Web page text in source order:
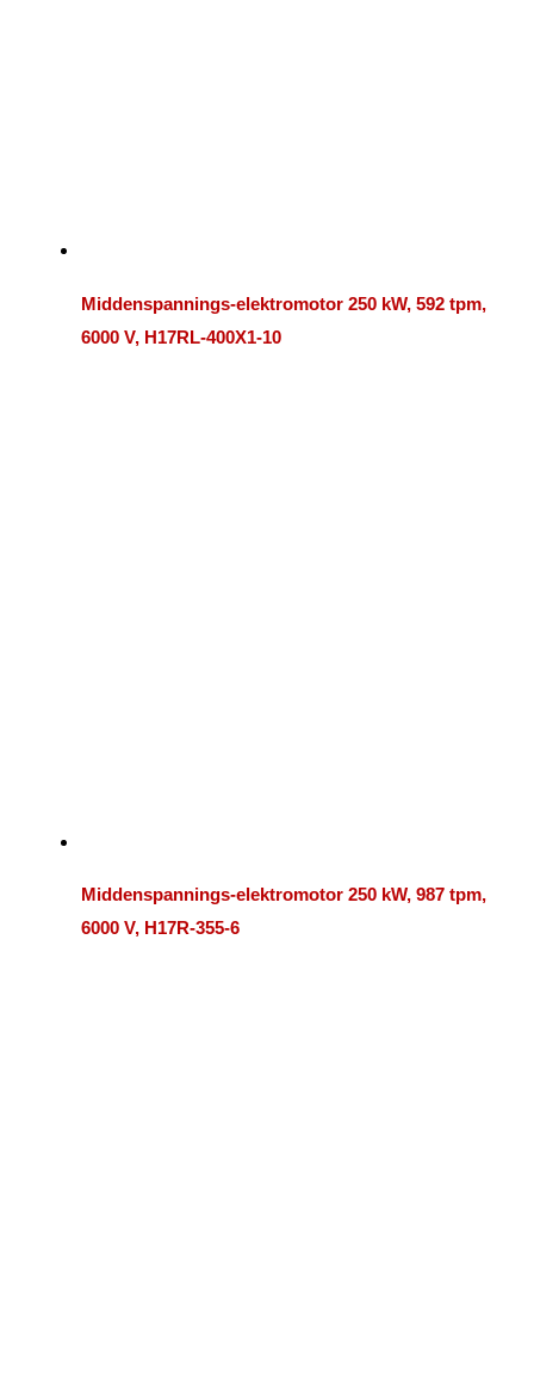
Middenspannings-elektromotor 250 kW, 592 tpm,
6000 V, H17RL-400X1-10
Middenspannings-elektromotor 250 kW, 987 tpm,
6000 V, H17R-355-6